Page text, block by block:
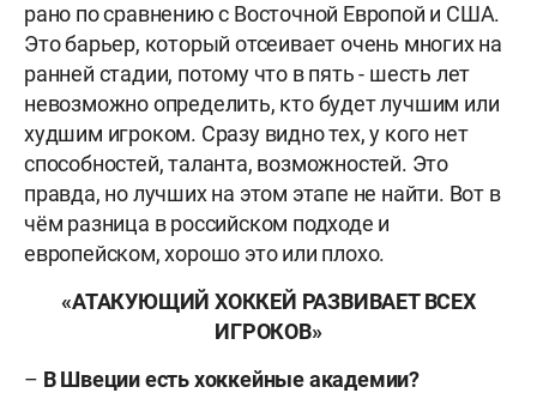
рано по сравнению с Восточной Европой и США.
Это барьер, который отсеивает очень многих на
ранней стадии, потому что в пять - шесть лет
невозможно определить, кто будет лучшим или
худшим игроком. Сразу видно тех, у кого нет
способностей, таланта, возможностей. Это
правда, но лучших на этом этапе не найти. Вот в
чём разница в российском подходе и
европейском, хорошо это или плохо.
«АТАКУЮЩИЙ ХОККЕЙ РАЗВИВАЕТ ВСЕХ
ИГРОКОВ»
– В Швеции есть хоккейные академии?